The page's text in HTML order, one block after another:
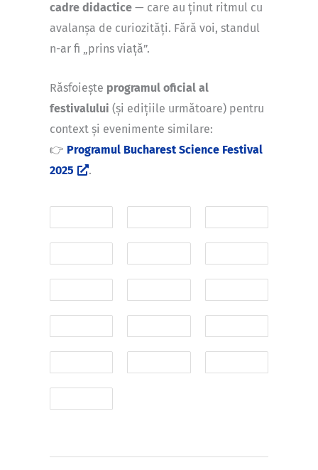
cadre didactice — care au ținut ritmul cu
avalanșa de curiozități. Fără voi, standul
n-ar fi „prins viață”.
Răsfoiește programul oficial al
festivalului (și edițiile următoare) pentru
context și evenimente similare:
👉 Programul Bucharest Science Festival
2025
.